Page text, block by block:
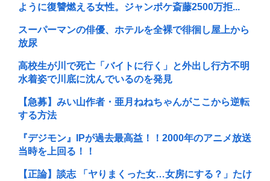
ように復讐燃える女性。ジャンポケ斎藤2500万拒...
スーパーマンの俳優、ホテルを全裸で徘徊し屋上から
放尿
高校生が川で死亡「バイトに行く」と外出し行方不明
水着姿で川底に沈んでいるのを発見
【急募】みい山作者・亜月ねねちゃんがここから逆転
する方法
『デジモン』IPが過去最高益！！2000年のアニメ放送
当時を上回る！！
【正論】談志 「ヤりまくった女…女房にする？」たけ